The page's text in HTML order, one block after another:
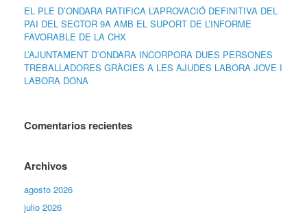
EL PLE D’ONDARA RATIFICA L’APROVACIÓ DEFINITIVA DEL
PAI DEL SECTOR 9A AMB EL SUPORT DE L’INFORME
FAVORABLE DE LA CHX
L’AJUNTAMENT D’ONDARA INCORPORA DUES PERSONES
TREBALLADORES GRÀCIES A LES AJUDES LABORA JOVE I
LABORA DONA
Comentarios recientes
Archivos
agosto 2026
julio 2026